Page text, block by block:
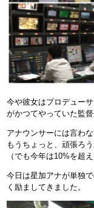
今や彼女はプロデュー
がかつてやっていた監
アナウンサーには言わ
もうちょっと、頑張ろ
（でも今年は10%を超
今日は星加アナが単独
く励ましてきました。